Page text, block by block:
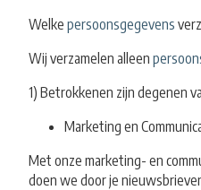
Welke persoonsgegevens
Wij verzamelen alleen
1) Betrokkenen zijn degenen
Marketing en
Met onze marketing- en
doen we door je